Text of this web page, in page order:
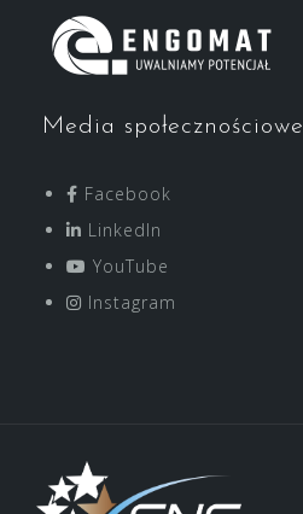
Media społecznościowe
Facebook
LinkedIn
YouTube
Instagram